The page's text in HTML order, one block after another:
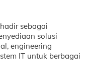
hadir sebagai
solusi
engineering
IT untuk berbagai